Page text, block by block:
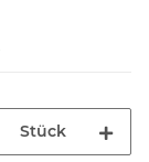
Stück